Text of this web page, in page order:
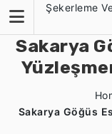
content
Şekerleme
Sakarya
Sakarya Göğüs